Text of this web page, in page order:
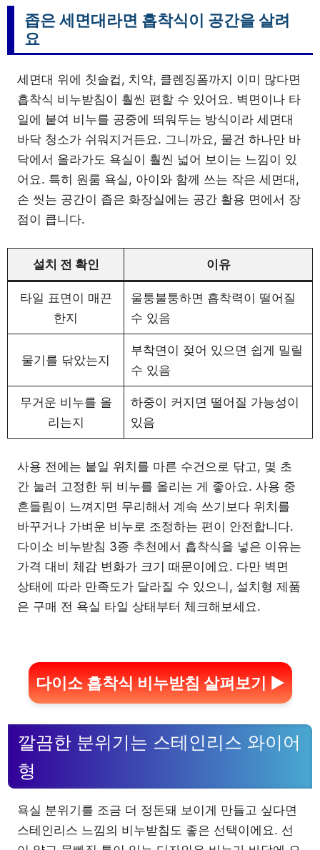
좁은 세면대라면 흡착식이 공간을 살려
요
세면대 위에 칫솔컵, 치약, 클렌징폼까지 이미 많다면
흡착식 비누받침이 훨씬 편할 수 있어요. 벽면이나 타
일에 붙여 비누를 공중에 띄워두는 방식이라 세면대
바닥 청소가 쉬워지거든요. 그니까요, 물건 하나만 바
닥에서 올라가도 욕실이 훨씬 넓어 보이는 느낌이 있
어요. 특히 원룸 욕실, 아이와 함께 쓰는 작은 세면대,
손 씻는 공간이 좁은 화장실에는 공간 활용 면에서 장
점이 큽니다.
설치 전 확인 이유
타일 표면이 매끈
한지
울퉁불퉁하면 흡착력이 떨어질
수 있음
물기를 닦았는지
부착면이 젖어 있으면 쉽게 밀릴
수 있음
무거운 비누를 올
리는지
하중이 커지면 떨어질 가능성이
있음
사용 전에는 붙일 위치를 마른 수건으로 닦고, 몇 초
간 눌러 고정한 뒤 비누를 올리는 게 좋아요. 사용 중
흔들림이 느껴지면 무리해서 계속 쓰기보다 위치를
바꾸거나 가벼운 비누로 조정하는 편이 안전합니다.
다이소 비누받침 3종 추천에서 흡착식을 넣은 이유는
가격 대비 체감 변화가 크기 때문이에요. 다만 벽면
상태에 따라 만족도가 달라질 수 있으니, 설치형 제품
은 구매 전 욕실 타일 상태부터 체크해보세요.
다이소 흡착식 비누받침 살펴보기 ▶
깔끔한 분위기는 스테인리스 와이어
형
욕실 분위기를 조금 더 정돈돼 보이게 만들고 싶다면
스테인리스 느낌의 비누받침도 좋은 선택이에요. 선